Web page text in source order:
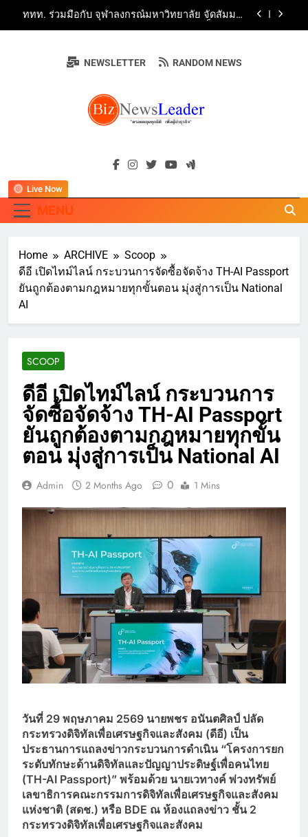
ททท. ร่วมมือกับ จุฬาลงกรณ์มหาวิทยาลัย จัดสัมมนา
เปิดมุมมองใหม่สู่การศึกษาระดับมัธยมในประเทศจีน
AirAsia X SEE FAH พันธมิตรทางธุรกิจยาวนานกว่า
20 ปี ต่อยอดเสิร์ฟความอร่อย ยกเมนูระดับตำนาน
“ข้าวหน้าไก่ราชวงศ์” พุ่งทะยานสู่น่านฟ้า
ธุรกิจท่องเที่ยวไทย “ขายได้ ขายดี ขายนาน”
“อนาคตของลูก” เริ่มต้นจากการเลือกโรงเรียนที่ใช่!!!
BIZNEWSLEADER
"ครอบคลุมทุกมิติ เพื่อ…ผู้นำธุรกิจ"
NEWSLETTER RANDOM NEWS
MENU
Live Now
Home ARCHIVE
Scoop
ดีอี เปิดไทม์ไลน์ กระบวนการจัดซื้อจัดจ้าง TH-AI Passport
ยันถูกต้องตามกฎหมายทุกขั้นตอน มุ่งสู่การเป็น National
AI
SCOOP
ดีอี เปิดไทม์ไลน์ กระบวนการ
จัดซื้อจัดจ้าง TH-AI Passport
ยันถูกต้องตามกฎหมายทุกขั้น
ตอน มุ่งสู่การเป็น National AI
Admin 2 Months Ago 0 1 Mins
วันที่ 29 พฤษภาคม 2569 นายพชร อนันตศิลป์ ปลัด
กระทรวงดิจิทัลเพื่อเศรษฐกิจและสังคม (ดีอี) เป็น
ประธานการแถลงข่าวกระบวนการดำเนิน “โครงการยก
ระดับทักษะด้านดิจิทัลและปัญญาประดิษฐ์เพื่อคนไทย
(TH-AI Passport)” พร้อมด้วย นายเวทางค์ พ่วงทรัพย์
เลขาธิการคณะกรรมการดิจิทัลเพื่อเศรษฐกิจและสังคม
แห่งชาติ (สดช.) หรือ BDE ณ ห้องแถลงข่าว ชั้น 2
กระทรวงดิจิทัลเพื่อเศรษฐกิจและสังคม